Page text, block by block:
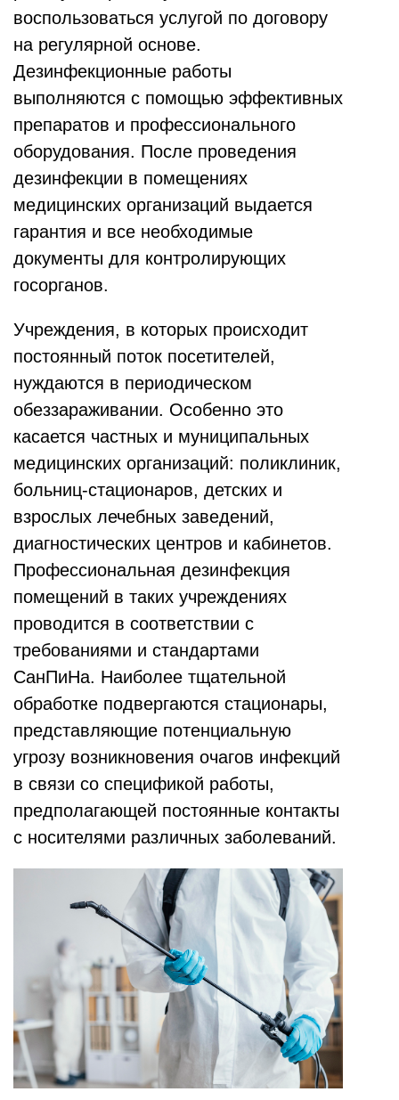
воспользоваться услугой по договору
на регулярной основе.
Дезинфекционные работы
выполняются с помощью эффективных
препаратов и профессионального
оборудования. После проведения
дезинфекции в помещениях
медицинских организаций выдается
гарантия и все необходимые
документы для контролирующих
госорганов.
Учреждения, в которых происходит
постоянный поток посетителей,
нуждаются в периодическом
обеззараживании. Особенно это
касается частных и муниципальных
медицинских организаций: поликлиник,
больниц-стационаров, детских и
взрослых лечебных заведений,
диагностических центров и кабинетов.
Профессиональная дезинфекция
помещений в таких учреждениях
проводится в соответствии с
требованиями и стандартами
СанПиНа. Наиболее тщательной
обработке подвергаются стационары,
представляющие потенциальную
угрозу возникновения очагов инфекций
в связи со спецификой работы,
предполагающей постоянные контакты
с носителями различных заболеваний.